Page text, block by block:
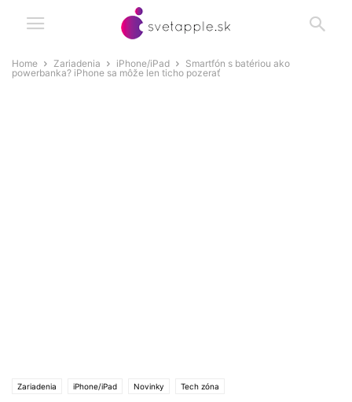
Home Zariadenia iPhone/iPad
Smartfón s batériou ako
powerbanka? iPhone sa môže len ticho pozerať
Zariadenia iPhone/iPad Novinky Tech zóna